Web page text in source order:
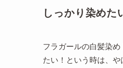
しっかり染めた
フラガールの白髪染
たい！という時は、や